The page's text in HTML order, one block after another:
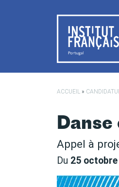
ACCUEIL »
Appel à
Du 25 octobre